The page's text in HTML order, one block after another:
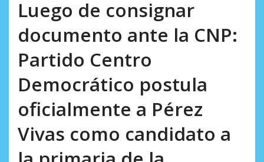
AGOSTO 6, 2026
Luego de consignar
documento ante la CNP:
Partido Centro
Democrático postula
oficialmente a Pérez
Vivas como candidato a